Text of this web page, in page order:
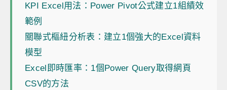
KPI Excel用法：Power Pivot公式建立1組績效
範例
關聯式樞紐分析表：建立1個強大的Excel資料
模型
Excel即時匯率：1個Power Query取得網頁
CSV的方法